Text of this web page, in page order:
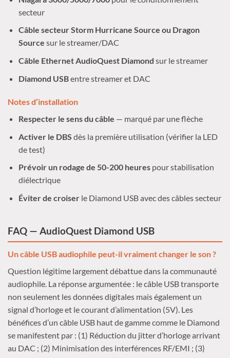
secteur
Câble secteur Storm Hurricane Source ou Dragon
Source sur le streamer/DAC
Câble Ethernet AudioQuest Diamond sur le streamer
Diamond USBentre streamer et DAC
Notes d’installation
Respecter le sens du câble — marqué par une flèche
Activer le DBS dès la première utilisation (vérifier la LED
de test)
Prévoir un rodage de 50-200 heurespour stabilisation
diélectrique
Éviter de croiserle Diamond USB avec des câbles secteur
FAQ — AudioQuest Diamond USB
Un câble USB audiophile peut-il vraiment changer le son ?
Question légitime largement débattue dans la communauté
audiophile. La réponse argumentée : le câble USB transporte
non seulement les données digitales mais également un
signal d’horloge et le courant d’alimentation (5V). Les
bénéfices d’un câble USB haut de gamme comme le Diamond
se manifestent par : (1) Réduction du jitter d’horloge arrivant
au DAC ; (2) Minimisation des interférences RF/EMI ; (3)